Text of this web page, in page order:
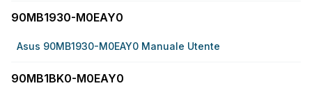
90MB1930-M0EAY0
Asus 90MB1930-M0EAY0 Manuale Utente
90MB1BK0-M0EAY0